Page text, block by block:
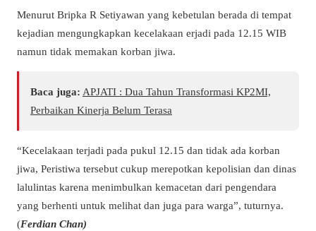
Menurut Bripka R Setiyawan yang kebetulan berada di tempat
kejadian mengungkapkan kecelakaan erjadi pada 12.15 WIB
namun tidak memakan korban jiwa.
Baca juga: APJATI : Dua Tahun Transformasi KP2MI,
Perbaikan Kinerja Belum Terasa
“Kecelakaan terjadi pada pukul 12.15 dan tidak ada korban
jiwa, Peristiwa tersebut cukup merepotkan kepolisian dan dinas
lalulintas karena menimbulkan kemacetan dari pengendara
yang berhenti untuk melihat dan juga para warga”, tuturnya.
(Ferdian Chan)